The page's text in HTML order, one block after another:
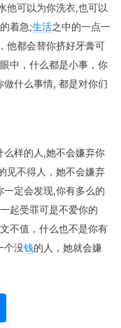
他可以为你洗衣,也可以
着急;生活之中的一点一
他都会替你挤好牙膏可
中，什么都是小事，你
做什么事情, 都是对你们
么样的人,她不会嫌弃你
见不得人，她不会嫌弃
定会发现,你有多么的
起受罪可是不爱你的
不值，什么也不是你有
个没钱的人，她就会嫌